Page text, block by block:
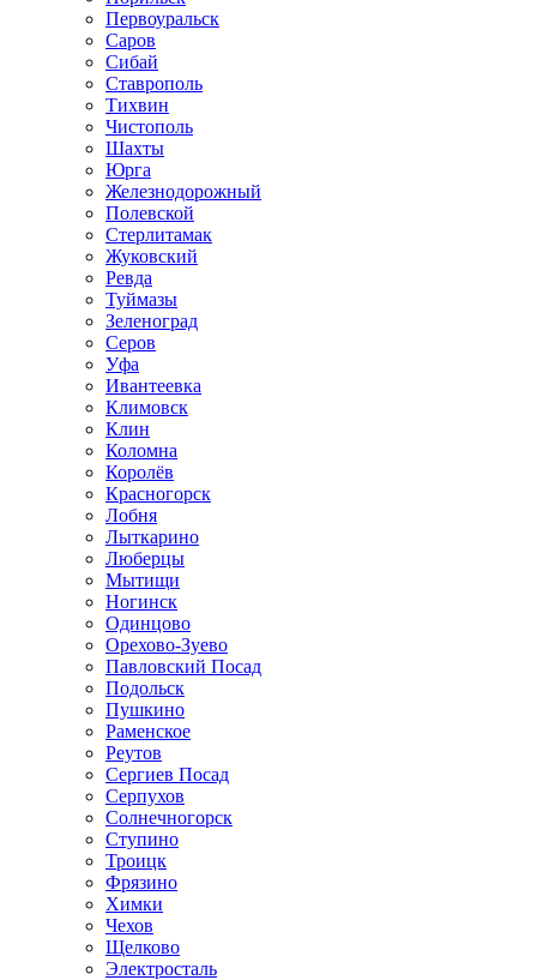
Первоуральск
Саров
Сибай
Ставрополь
Тихвин
Чистополь
Шахты
Юрга
Железнодорожный
Полевской
Стерлитамак
Жуковский
Ревда
Туймазы
Зеленоград
Серов
Уфа
Ивантеевка
Климовск
Клин
Коломна
Королёв
Красногорск
Лобня
Лыткарино
Люберцы
Мытищи
Ногинск
Одинцово
Орехово-Зуево
Павловский Посад
Подольск
Пушкино
Раменское
Реутов
Сергиев Посад
Серпухов
Солнечногорск
Ступино
Троицк
Фрязино
Химки
Чехов
Щелково
Электросталь